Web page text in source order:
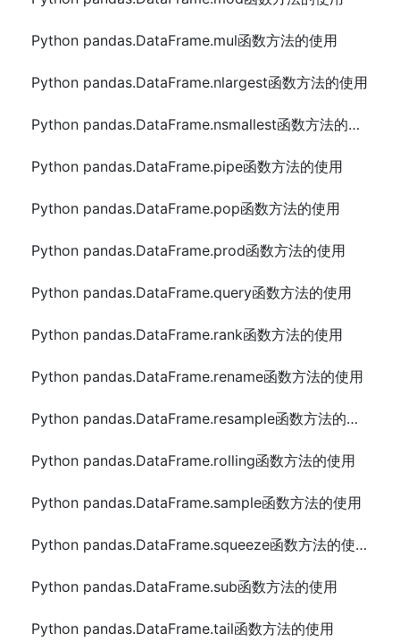
Python pandas.DataFrame.mul函数方法的使用
Python pandas.DataFrame.nlargest函数方法的使用
Python pandas.DataFrame.nsmallest函数方法的使用
Python pandas.DataFrame.pipe函数方法的使用
Python pandas.DataFrame.pop函数方法的使用
Python pandas.DataFrame.prod函数方法的使用
Python pandas.DataFrame.query函数方法的使用
Python pandas.DataFrame.rank函数方法的使用
Python pandas.DataFrame.rename函数方法的使用
Python pandas.DataFrame.resample函数方法的使用
Python pandas.DataFrame.rolling函数方法的使用
Python pandas.DataFrame.sample函数方法的使用
Python pandas.DataFrame.squeeze函数方法的使用
Python pandas.DataFrame.sub函数方法的使用
Python pandas.DataFrame.tail函数方法的使用